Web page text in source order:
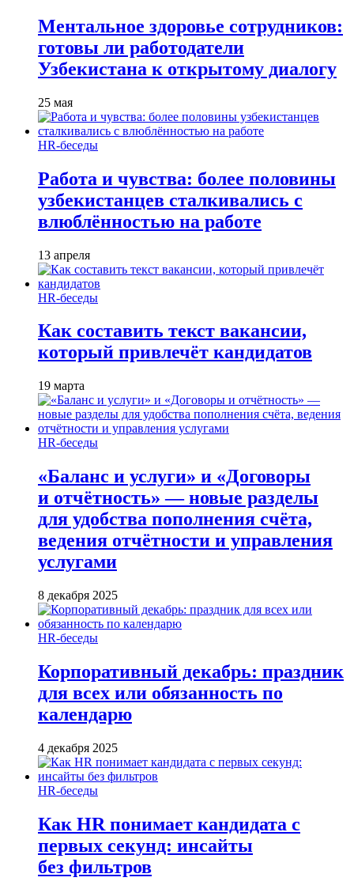
Ментальное здоровье сотрудников:
готовы ли работодатели
Узбекистана к открытому диалогу
25 мая
HR-беседы
Работа и чувства: более половины
узбекистанцев сталкивались с
влюблённостью на работе
13 апреля
HR-беседы
Как составить текст вакансии,
который привлечёт кандидатов
19 марта
HR-беседы
«Баланс и услуги» и «Договоры
и отчётность» — новые разделы
для удобства пополнения счёта,
ведения отчётности и управления
услугами
8 декабря 2025
HR-беседы
Корпоративный декабрь: праздник
для всех или обязанность по
календарю
4 декабря 2025
HR-беседы
Как HR понимает кандидата с
первых секунд: инсайты
без фильтров